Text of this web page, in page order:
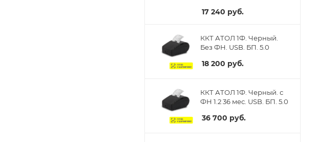
17 240 руб.
ККТ АТОЛ 1Ф. Черный.
Без ФН. USB. БП. 5.0
18 200 руб.
ККТ АТОЛ 1Ф. Черный. с
ФН 1.2 36 мес. USB. БП. 5.0
36 700 руб.